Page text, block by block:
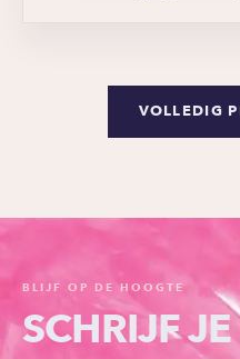
VOLLEDIG
BLIJF OP DE HOOGTE
SCHRIJF